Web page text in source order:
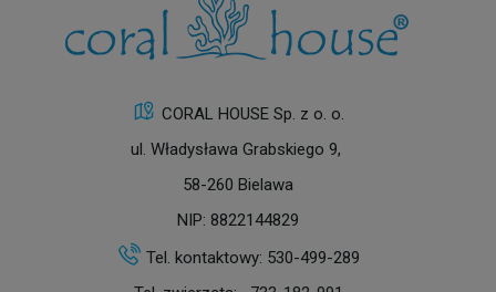
CORAL HOUSE Sp. z o. o.
ul. Władysława Grabskiego 9,
58-260 Bielawa
NIP: 8822144829
Tel. kontaktowy: 530-499-289